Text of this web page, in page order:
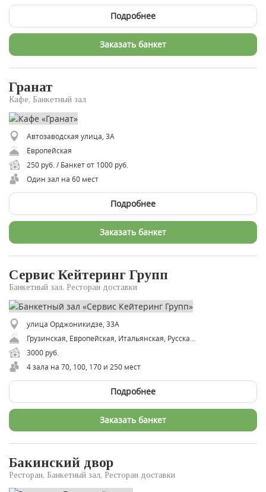
Подробнее
Заказать банкет
Гранат
Кафе, Банкетный зал
Автозаводская улица, 3А
Европейская
250 руб. / Банкет от 1000 руб.
Один зал на 60 мест
Подробнее
Заказать банкет
Сервис Кейтеринг Групп
Банкетный зал, Ресторан доставки
улица Орджоникидзе, 33А
3000 руб.
4 зала на 70, 100, 170 и 250 мест
Подробнее
Заказать банкет
Бакинский двор
Ресторан, Банкетный зал, Ресторан доставки